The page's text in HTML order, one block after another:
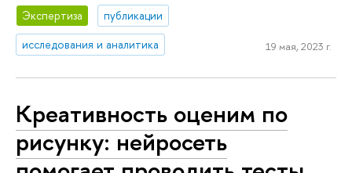
Экспертиза
публикации
исследования и аналитика
19 мая, 2023 г.
Креативность оценим по
рисунку: нейросеть